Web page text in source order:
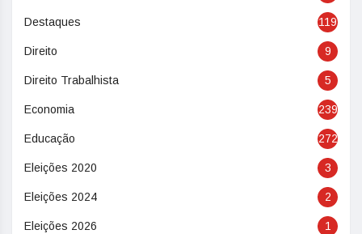
Destaques 119
Direito 9
Direito Trabalhista 5
Economia 239
Educação 272
Eleições 2020 3
Eleições 2024 2
Eleições 2026 1